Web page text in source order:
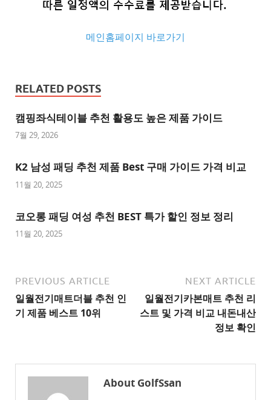
메인홈페이지 바로가기
사
이
트
천
사
트
1
사
이
트
천
RELATED POSTS
캠핑좌식테이블 추천 활용도 높은 제품 가이드
7월 29, 2026
K2 남성 패딩 추천 제품 Best 구매 가이드 가격 비교
11월 20, 2025
코오롱 패딩 여성 추천 BEST 특가 할인 정보 정리
11월 20, 2025
PREVIOUS ARTICLE
일월전기매트더블 추천 인
기 제품 베스트 10위
NEXT ARTICLE
일월전기카본매트 추천 리
스트 및 가격 비교 내돈내산
정보 확인
About GolfSsan